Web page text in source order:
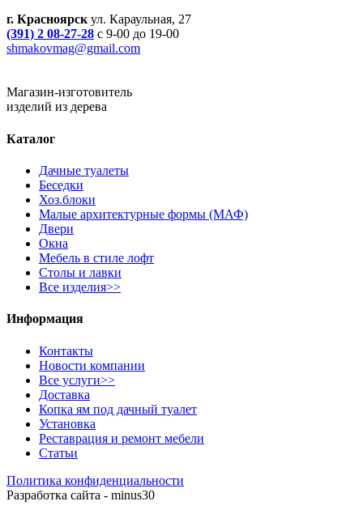
г. Красноярскул. Караульная, 27
(391) 2 08-27-28 с 9-00 до 19-00
shmakovmag@gmail.com
Магазин-изготовитель
изделий из дерева
Каталог
Дачные туалеты
Беседки
Хоз.блоки
Малые архитектурные формы (МАФ)
Двери
Окна
Мебель в стиле лофт
Столы и лавки
Все изделия>>
Информация
Контакты
Новости компании
Все услуги>>
Доставка
Копка ям под дачный туалет
Установка
Реставрация и ремонт мебели
Статьи
Политика конфиденциальности
Разработка сайта - minus30